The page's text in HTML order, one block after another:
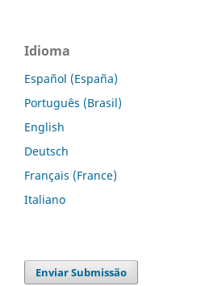
Idioma
Español (España)
Português (Brasil)
English
Deutsch
Français (France)
Italiano
Enviar Submissão